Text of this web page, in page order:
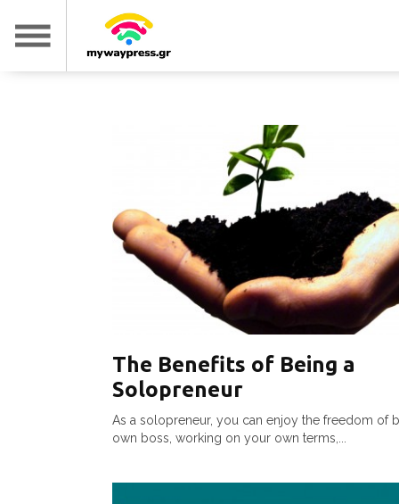
The Benefits of Being a
Solopreneur
As a solopreneur, you can enjoy the freedom of
own boss, working on your own terms,...